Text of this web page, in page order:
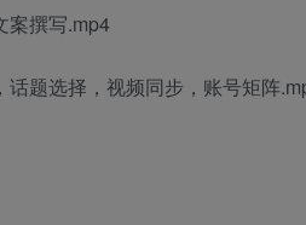
案撰写.mp4
题选择，视频同步，账号矩阵